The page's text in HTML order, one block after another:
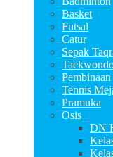
Basket
Futsal
Catur
Sepak
Tennis
Pramuka
Osis
DN